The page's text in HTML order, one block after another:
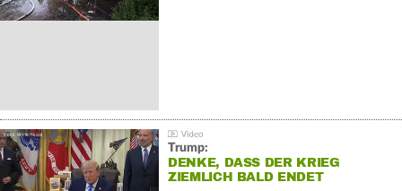
Trump:
DENKE, DASS DER KRIEG
ZIEMLICH BALD ENDET